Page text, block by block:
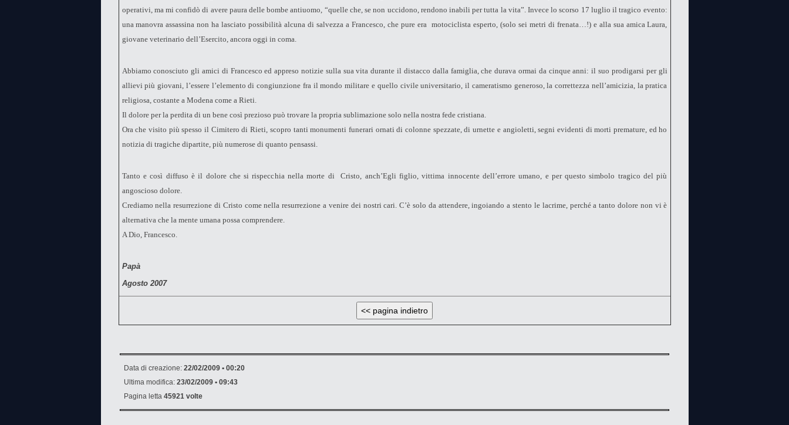
operativi, ma mi confidò di avere paura delle bombe antiuomo, “quelle che, se non uccidono, rendono inabili per tutta la vita”. Invece lo scorso 17 luglio il tragico evento:
una manovra assassina non ha lasciato possibilità alcuna di salvezza a Francesco, che pure era motociclista esperto, (solo sei metri di frenata…!) e alla sua amica Laura,
giovane veterinario dell’Esercito, ancora oggi in coma.
Abbiamo conosciuto gli amici di Francesco ed appreso notizie sulla sua vita durante il distacco dalla famiglia, che durava ormai da cinque anni: il suo prodigarsi per gli
allievi più giovani, l’essere l’elemento di congiunzione fra il mondo militare e quello civile universitario, il cameratismo generoso, la correttezza nell’amicizia, la pratica
religiosa, costante a Modena come a Rieti.
Il dolore per la perdita di un bene così prezioso può trovare la propria sublimazione solo nella nostra fede cristiana.
Ora che visito più spesso il Cimitero di Rieti, scopro tanti monumenti funerari ornati di colonne spezzate, di urnette e angioletti, segni evidenti di morti premature, ed ho
notizia di tragiche dipartite, più numerose di quanto pensassi.
Tanto e così diffuso è il dolore che si rispecchia nella morte di Cristo, anch’Egli figlio, vittima innocente dell’errore umano, e per questo simbolo tragico del più
angoscioso dolore.
Crediamo nella resurrezione di Cristo come nella resurrezione a venire dei nostri cari. C’è solo da attendere, ingoiando a stento le lacrime, perché a tanto dolore non vi è
alternativa che la mente umana possa comprendere.
A Dio, Francesco.
Papà
Agosto 2007
Data di creazione: 22/02/2009 • 00:20
Ultima modifica: 23/02/2009 • 09:43
Pagina letta 45921 volte